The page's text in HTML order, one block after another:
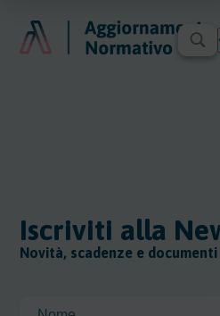
Iscriviti alla
Novità, scadenze e